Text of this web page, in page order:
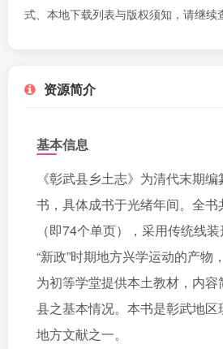
式、本地下载列表与版权须知，请继续
资源简介
基本信息
《彰武县乡土志》为清代末期
书，具体成书于光绪年间。全
（即74个单页），采用传统线
“新政”时期地方兴学运动的产物
为初等学堂提供本土教材，内
县之基本情况。本书是彰武地
地方文献之一。